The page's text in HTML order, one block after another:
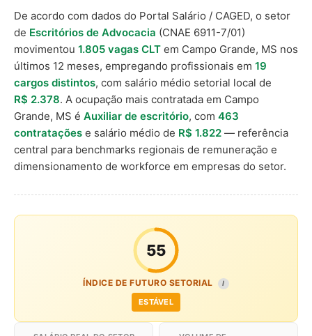
De acordo com dados do Portal Salário / CAGED, o setor
de Escritórios de Advocacia (CNAE 6911-7/01)
movimentou 1.805 vagas CLT em Campo Grande, MS nos
últimos 12 meses, empregando profissionais em 19
cargos distintos, com salário médio setorial local de
R$ 2.378. A ocupação mais contratada em Campo
Grande, MS é Auxiliar de escritório, com 463
contratações e salário médio de R$ 1.822 — referência
central para benchmarks regionais de remuneração e
dimensionamento de workforce em empresas do setor.
55
ÍNDICE DE FUTURO SETORIAL I
ESTÁVEL